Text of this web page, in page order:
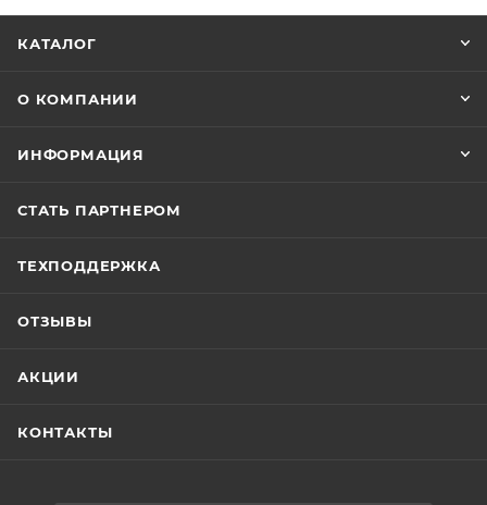
КАТАЛОГ
О КОМПАНИИ
ИНФОРМАЦИЯ
СТАТЬ ПАРТНЕРОМ
ТЕХПОДДЕРЖКА
ОТЗЫВЫ
АКЦИИ
КОНТАКТЫ